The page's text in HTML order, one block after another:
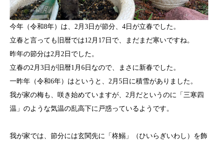
今年（令和8年）は、2月3日が節分、4日が立春でした。
立春と言っても旧暦では12月17日で、まだまだ寒いですね。
昨年の節分は2月2日でした。
立春の2月3日が旧暦1月6日なので、まさに新春でした。
一昨年（令和6年）はというと、2月5日に積雪がありました。
我が家の梅も、咲き始めていますが、2月だというのに「三寒四
温」のような気温の乱高下に戸惑っているようです。
我が家では、節分には玄関先に「柊鰯」（ひいらぎいわし）を飾